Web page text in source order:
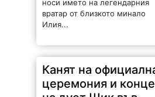
Канят на официална
церемония и
Вършец